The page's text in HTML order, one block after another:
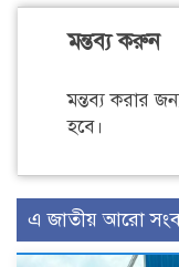
মন্তব্য করুন
মন্তব্য করার
হবে।
এ জাতীয় আরো